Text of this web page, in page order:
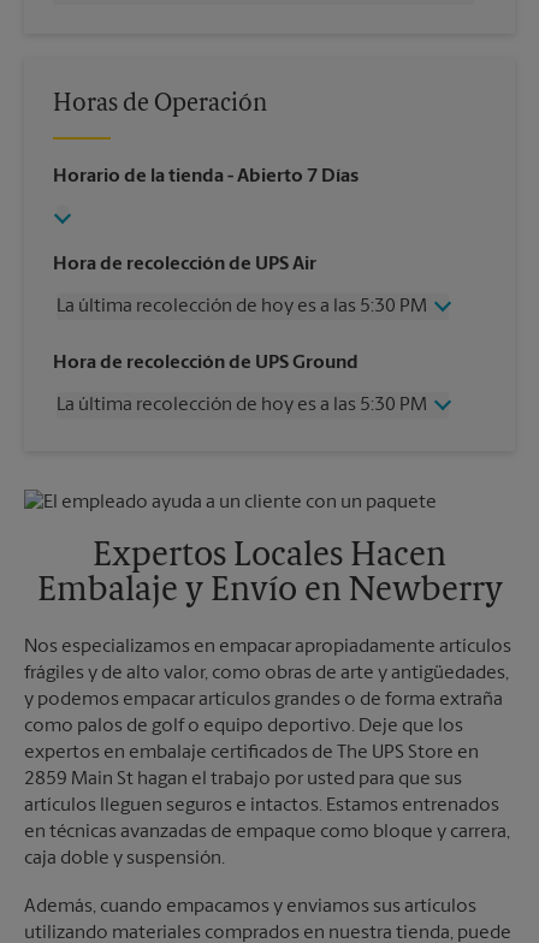
Horas de Operación
Horario de la tienda - Abierto 7 Días
Hora de recolección de UPS Air
La última recolección de hoy es a las 5:30 PM
Miércoles
5:30 PM
Viernes
5:30 PM
Martes
Hora de recolección de UPS Ground
La última recolección de hoy es a las 5:30 PM
Viernes
5:30 PM
Domingo
Sin Recolección
Lunes
5:30 PM
Expertos Locales Hacen
Embalaje y Envío en Newberry
Nos especializamos en empacar apropiadamente artículos
frágiles y de alto valor, como obras de arte y antigüedades,
y podemos empacar artículos grandes o de forma extraña
como palos de golf o equipo deportivo. Deje que los
expertos en embalaje certificados de The UPS Store en
2859 Main St hagan el trabajo por usted para que sus
artículos lleguen seguros e intactos. Estamos entrenados
en técnicas avanzadas de empaque como bloque y carrera,
caja doble y suspensión.
Además, cuando empacamos y enviamos sus artículos
utilizando materiales comprados en nuestra tienda, puede